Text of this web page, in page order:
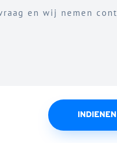
INDIENEN